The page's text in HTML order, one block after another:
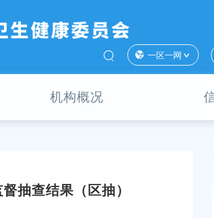
一区一网
机构概况
抽查结果（区抽）
2025年上海市奉贤区生活饮用水